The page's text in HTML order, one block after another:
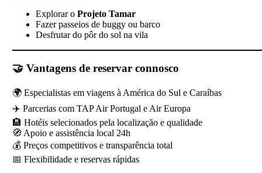
Explorar o Projeto Tamar
Fazer passeios de buggy ou barco
Desfrutar do pôr do sol na vila
🤝 Vantagens de reservar connosco
🌍 Especialistas em viagens à América do Sul e Caraíbas
✈️ Parcerias com TAP Air Portugal e Air Europa
🏨 Hotéis selecionados pela localização e qualidade
🧭 Apoio e assistência local 24h
💰 Preços competitivos e transparência total
📅 Flexibilidade e reservas rápidas